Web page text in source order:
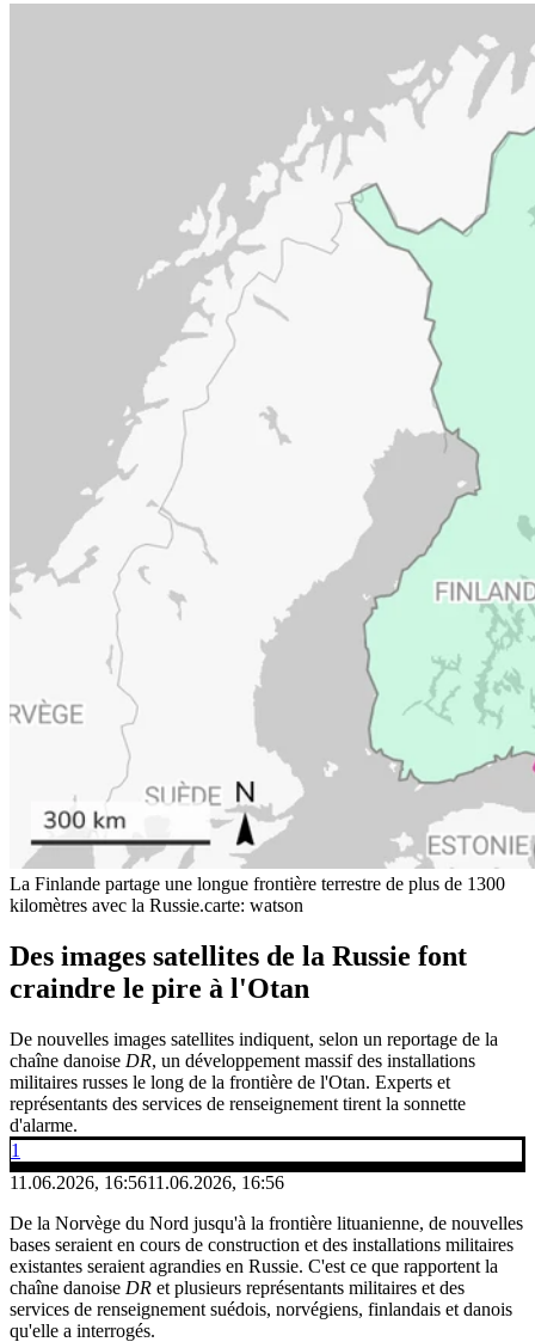
La Finlande partage une longue frontière terrestre de plus de 1300
kilomètres avec la Russie.carte: watson
Des images satellites de la Russie font
craindre le pire à l'Otan
De nouvelles images satellites indiquent, selon un reportage de la
chaîne danoise DR, un développement massif des installations
militaires russes le long de la frontière de l'Otan. Experts et
représentants des services de renseignement tirent la sonnette
d'alarme.
1
11.06.2026, 16:5611.06.2026, 16:56
De la Norvège du Nord jusqu'à la frontière lituanienne, de nouvelles
bases seraient en cours de construction et des installations militaires
existantes seraient agrandies en Russie. C'est ce que rapportent la
chaîne danoise DR et plusieurs représentants militaires et des
services de renseignement suédois, norvégiens, finlandais et danois
qu'elle a interrogés.